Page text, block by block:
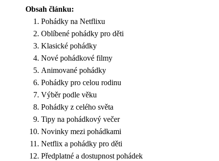
Obsah článku:
Pohádky na Netflixu
Oblíbené pohádky pro děti
Klasické pohádky
Nové pohádkové filmy
Animované pohádky
Pohádky pro celou rodinu
Výběr podle věku
Pohádky z celého světa
Tipy na pohádkový večer
Novinky mezi pohádkami
Netflix a pohádky pro děti
Předplatné a dostupnost pohádek